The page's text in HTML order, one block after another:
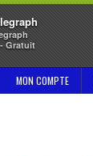
Gratuit
MON COMPTE